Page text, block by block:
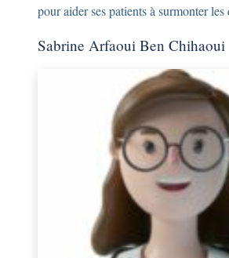
pour aider ses patients à surmonter
Sabrine Arfaoui Ben Chihaoui